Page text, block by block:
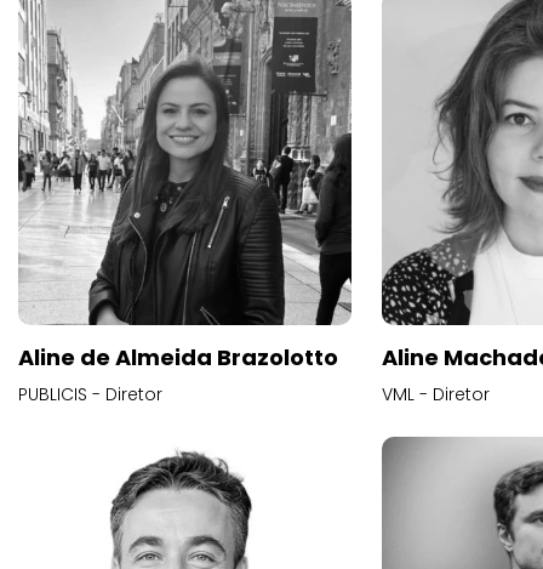
Aline de Almeida Brazolotto
PUBLICIS - Diretor
Aline
VML - Diretor